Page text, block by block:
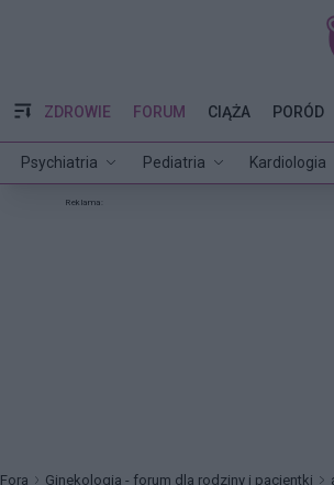
ZDROWIE
Psychiatria Pediatria Kardiologia
FORUM CIĄŻA PORÓD
Reklama:
Fora Ginekologia - forum dla rodziny i pacjentki